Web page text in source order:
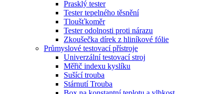
Prasklý tester
Tester tepelného těsnění
Tloušťkoměr
Tester odolnosti proti nárazu
Zkoušečka dírek z hliníkové fólie
Průmyslové testovací přístroje
Univerzální testovací stroj
Měřič indexu kyslíku
Sušící trouba
Stárnutí Trouba